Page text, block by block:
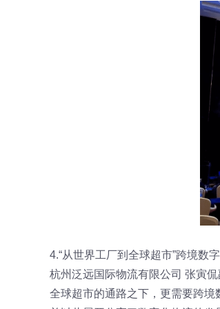
4.“从世界工厂到全球超市”跨境数
杭州泛远国际物流有限公司 张寅
全球超市的通路之下，更需要跨境